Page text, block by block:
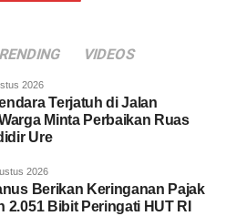
VIDEOS
2026
Terjatuh di Jalan
Minta Perbaikan Ruas
Ure
2026
Berikan Keringanan Pajak
2.051 Bibit Peringati HUT RI